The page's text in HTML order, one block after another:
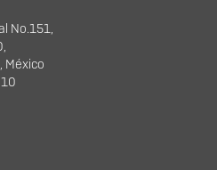
No.151,